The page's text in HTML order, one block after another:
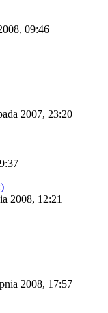
09:46
2007, 23:20
2008, 12:21
2008, 17:57